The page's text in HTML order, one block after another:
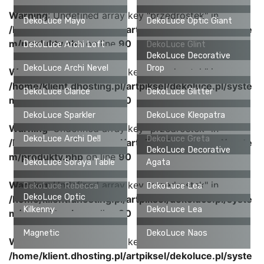
Warning: Undefined array key "przedrostek" in
/home/klient.dhosting.pl/artpiksel/dekoluce.pl/syste
m/produkty.phpon line 90
Warning: Undefined array key "przedrostek" in
/home/klient.dhosting.pl/artpiksel/dekoluce.pl/syste
m/produkty.phpon line90
Warning: Undefined array key "przedrostek" in
/home/klient.dhosting.pl/artpiksel/dekoluce.pl/syste
m/produkty.phpon line90
Warning: Undefined array key "przedrostek" in
/home/klient.dhosting.pl/artpiksel/dekoluce.pl/syste
m/produkty.php
on line 90
Warning
: Undefined array key "przedrostek" in
/home/klient.dhosting.pl/artpiksel/dekoluce.pl/syste
DekoLuce Mayo DekoLuce Optic Giant
DekoLuce Archi Loft DekoLuce Glint
DekoLuce Archi Nevel
DekoLuce Decorative
Drop
DekoLuce Clarice DekoLuce Glitter
DekoLuce Sparkler DekoLuce Kleopatra
DekoLuce Archi Dell DekoLuce Greta
DekoLuce Soraya Table
DekoLuce Decorative
Agata
DekoLuce Rebecca
DekoLuce Lea
DekoLuce Optic
Kilkenny
DekoLuce Lea
Magnetic DekoLuce Naos